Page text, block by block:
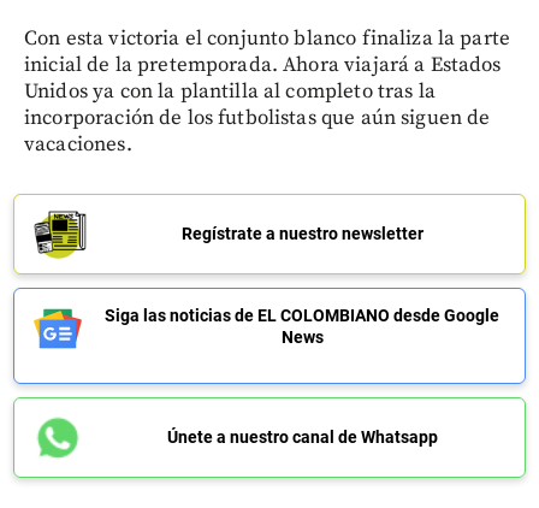
Con esta victoria el conjunto blanco finaliza la parte
inicial de la pretemporada. Ahora viajará a Estados
Unidos ya con la plantilla al completo tras la
incorporación de los futbolistas que aún siguen de
vacaciones.
Regístrate a nuestro newsletter
Siga las noticias de EL COLOMBIANO desde Google
News
Únete a nuestro canal de Whatsapp